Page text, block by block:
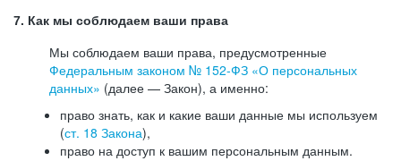
7. Как мы соблюдаем ваши права
Мы соблюдаем ваши права, предусмотренные
Федеральным законом № 152-ФЗ «О персональных
данных» (далее — Закон), а именно:
право знать, как и какие ваши данные мы используем
(ст. 18 Закона),
право на доступ к вашим персональным данным.